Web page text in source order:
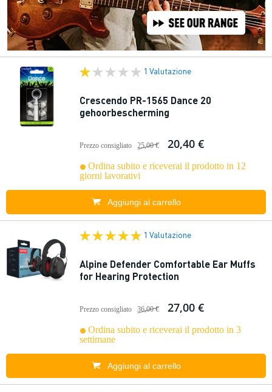
1 Valutazione
Crescendo PR-1565 Dance 20
gehoorbescherming
Prezzo consigliato 25,00 € 20,40 €
Ordina subito e riceverai il prodotto in 12
giorni lavorativi
Aggiungi al carrello
1 Valutazione
Alpine Defender Comfortable Ear Muffs
for Hearing Protection
Prezzo consigliato 36,00 € 27,00 €
Ordina subito e riceverai il prodotto in 3
settimane
Aggiungi al carrello